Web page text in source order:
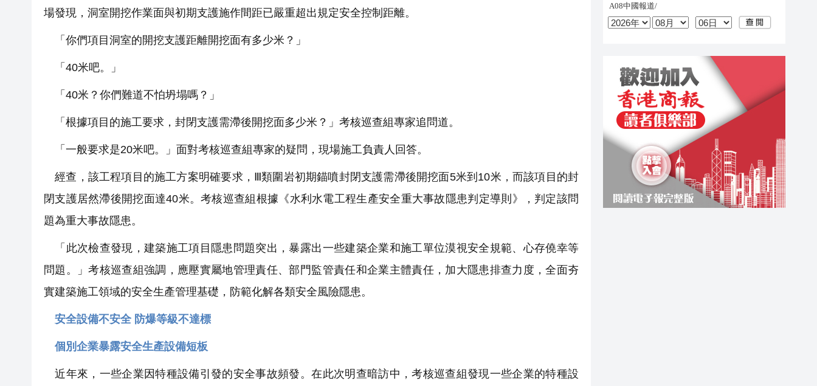
場發現，洞室開挖作業面與初期支護施作間距已嚴重超出規定安全控制距離。
「你們項目洞室的開挖支護距離開挖面有多少米？」
「40米吧。」
「40米？你們難道不怕坍塌嗎？」
「根據項目的施工要求，封閉支護需滯後開挖面多少米？」考核巡查組專家追問道。
「一般要求是20米吧。」面對考核巡查組專家的疑問，現場施工負責人回答。
經查，該工程項目的施工方案明確要求，Ⅲ類圍岩初期錨噴封閉支護需滯後開挖面5米到10米，而該項目的封
閉支護居然滯後開挖面達40米。考核巡查組根據《水利水電工程生產安全重大事故隱患判定導則》，判定該問
題為重大事故隱患。
「此次檢查發現，建築施工項目隱患問題突出，暴露出一些建築企業和施工單位漠視安全規範、心存僥幸等
問題。」考核巡查組強調，應壓實屬地管理責任、部門監管責任和企業主體責任，加大隱患排查力度，全面夯
實建築施工領域的安全生產管理基礎，防範化解各類安全風險隱患。
安全設備不安全 防爆等級不達標
個別企業暴露安全生產設備短板
近年來，一些企業因特種設備引發的安全事故頻發。在此次明查暗訪中，考核巡查組發現一些企業的特種設